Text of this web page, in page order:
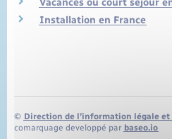
Installation en France
© Direction de l’information légale
comarquage developpé par baseo.io